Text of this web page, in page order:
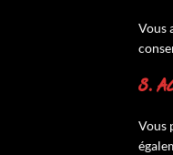
Vous
8.
Vous